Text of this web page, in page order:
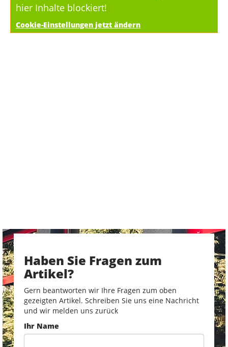
hier Inhalte blockiert!
Cookie-Einstellungen jetzt ändern
Haben Sie Fragen zum
Artikel?
Gern beantworten wir Ihre Fragen zum oben
gezeigten Artikel. Schreiben Sie uns eine Nachricht
und wir melden uns zurück
Ihr Name